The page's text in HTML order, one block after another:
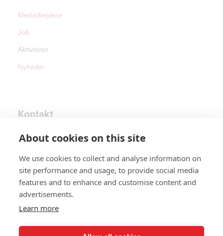
Medarbejdere
Job
Aktiviteter
Nyheder
Kontakt
Tel:+45 87 45 60 90
Email:info@avdan.dk
CVR: 46183746
About cookies on this site
We use cookies to collect and analyse information on
site performance and usage, to provide social media
features and to enhance and customise content and
advertisements.
Learn more